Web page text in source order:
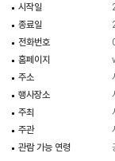
- 장소: 너울너울, 리리
서보아트스페이스, 스튜
- 주요 프로그램 : 예술
시각예술, 전시 등 115
- 전체부터 만 19세 이
연령 및 티켓가격으로 진
<프린지피케이션>
시작일
종료일
전화번호
홈페이지
주소
행사장소
주최
주관
관람 가능 연령